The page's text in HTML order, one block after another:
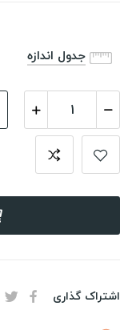
جدول اندازه
اشتراک گذاری